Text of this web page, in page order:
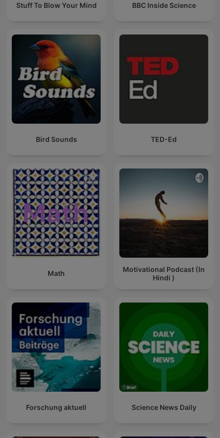
Stuff To Blow Your Mind BBC Inside Science
Bird Sounds TED-Ed
Math
Motivational Podcast (In
Hindi )
Forschung aktuell Science News Daily